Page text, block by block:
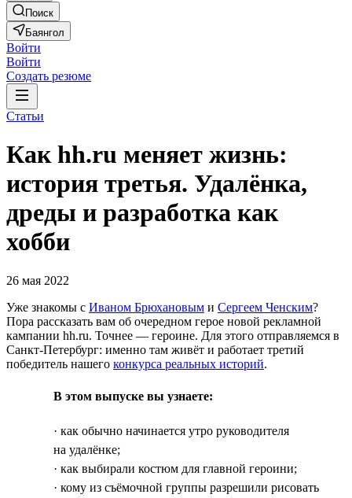
Поиск
Баянгол
Войти
Войти
Создать резюме
Статьи
Как hh.ru меняет жизнь:
история третья. Удалёнка,
дреды и разработка как
хобби
26 мая 2022
Уже знакомы с Иваном Брюхановым и Сергеем Ченским?
Пора рассказать вам об очередном герое новой рекламной
кампании hh.ru. Точнее — героине. Для этого отправляемся в
Санкт-Петербург: именно там живёт и работает третий
победитель нашего конкурса реальных историй.
В этом выпуске вы узнаете:
· как обычно начинается утро руководителя
на удалёнке;
· как выбирали костюм для главной героини;
· кому из съёмочной группы разрешили рисовать